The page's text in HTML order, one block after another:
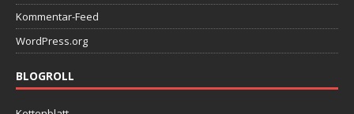
Kommentar-Feed
WordPress.org
BLOGROLL